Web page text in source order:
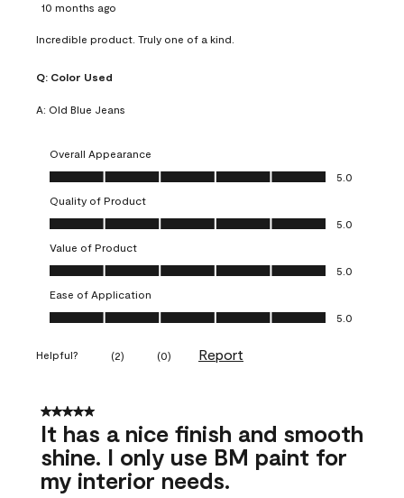
10 months ago
Incredible product. Truly one of a kind.
Q: Color Used
A: Old Blue Jeans
Overall Appearance
Overall Appearance, 5.0 out of 5
5.0
Quality of Product
Quality of Product, 5.0 out of 5
5.0
Value of Product
Value of Product, 5.0 out of 5
5.0
Ease of Application
Ease of Application, 5.0 out of 5
5.0
Helpful? (2) (0) Report
5 out of 5 stars.
It has a nice finish and smooth
shine. I only use BM paint for
my interior needs.